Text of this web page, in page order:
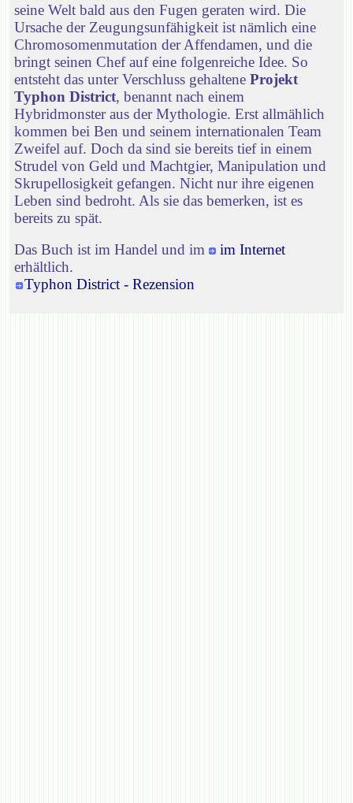
seine Welt bald aus den Fugen geraten wird. Die
Ursache der Zeugungsunfähigkeit ist nämlich eine
Chromosomenmutation der Affendamen, und die
bringt seinen Chef auf eine folgenreiche Idee. So
entsteht das unter Verschluss gehaltene Projekt
Typhon District, benannt nach einem
Hybridmonster aus der Mythologie. Erst allmählich
kommen bei Ben und seinem internationalen Team
Zweifel auf. Doch da sind sie bereits tief in einem
Strudel von Geld und Machtgier, Manipulation und
Skrupellosigkeit gefangen. Nicht nur ihre eigenen
Leben sind bedroht. Als sie das bemerken, ist es
bereits zu spät.
Das Buch ist im Handel und im
im Internet
erhältlich.
Typhon District - Rezension